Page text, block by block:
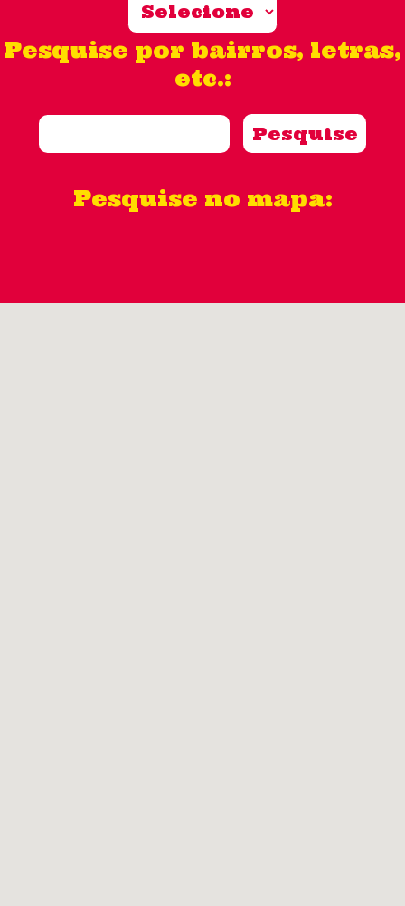
Pesquise por bairros, letras,
etc.:
Pesquise no mapa: